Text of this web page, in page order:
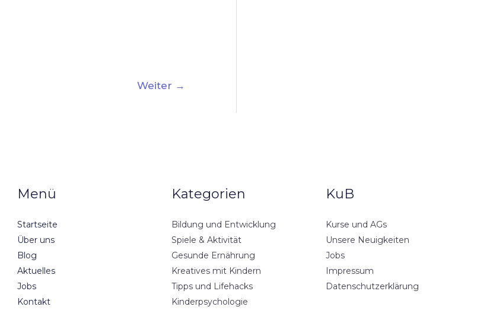
Weiter →
Menü
Startseite
Über uns
Blog
Aktuelles
Jobs
Kontakt
Kategorien
Bildung und Entwicklung
Spiele & Aktivität
Gesunde Ernährung
Kreatives mit Kindern
Tipps und Lifehacks
Kinderpsychologie
KuB
Kurse und AGs
Unsere Neuigkeiten
Jobs
Impressum
Datenschutzerklärung